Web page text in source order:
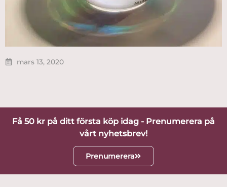
mars 13, 2020
Få 50 kr på ditt första köp idag - Prenumerera på
vårt nyhetsbrev!
Prenumerera